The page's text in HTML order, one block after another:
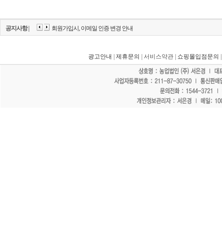
공지사항 | 회원가입시, 이메일 인증 변경 안내
광고안내 제휴문의 | 서비스약관 | 쇼핑몰입점문의
"홈페이지 모든 게시물에